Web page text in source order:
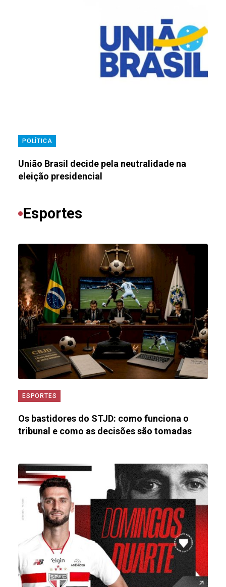
POLÍTICA
União Brasil decide pela neutralidade na
eleição presidencial
Esportes
ESPORTES
Os bastidores do STJD: como funciona o
tribunal e como as decisões são tomadas